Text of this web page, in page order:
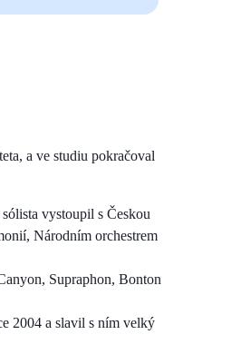
a ve studiu pokračoval
vystoupil s Českou
Národním orchestrem
Supraphon, Bonton
2004 a slavil s ním velký